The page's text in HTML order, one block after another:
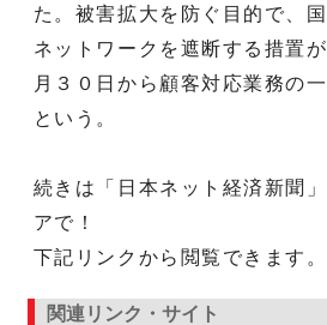
た。被害拡大を防ぐ目的で、
ネットワークを遮断する措置
月３０日から顧客対応業務の
という。
続きは「日本ネット経済新聞
アで！
下記リンクから閲覧できます。
関連リンク・サイト